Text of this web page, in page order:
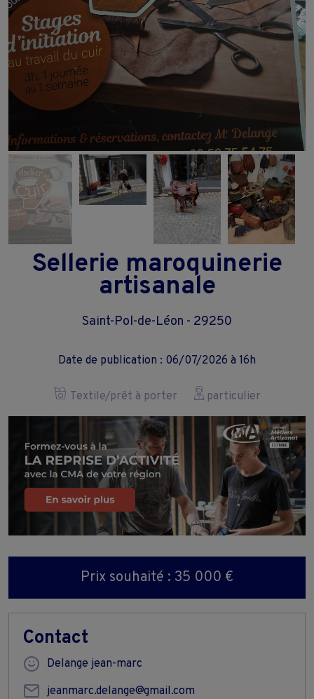
Sellerie maroquinerie
artisanale
Saint-Pol-de-Léon - 29250
Date de publication : 06/07/2026 à 16h
Textile/prêt à porter particulier
Prix souhaité : 35 000 €
Contact
Delange jean-marc
jeanmarc.delange@gmail.com